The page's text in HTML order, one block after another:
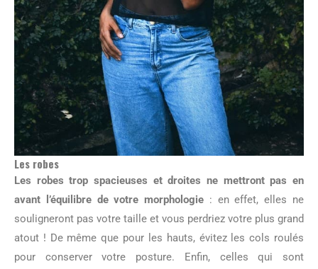
Les robes
Les robes trop spacieuses et droites ne mettront pas en
avant l’équilibre de votre morphologie : en effet, elles ne
souligneront pas votre taille et vous perdriez votre plus grand
atout ! De même que pour les hauts, évitez les cols roulés
pour conserver votre posture. Enfin, celles qui sont